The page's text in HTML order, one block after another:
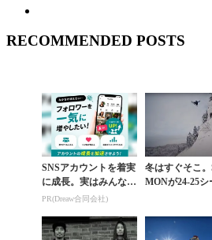
RECOMMENDED POSTS
SNSアカウントを着実
に成長。実はみんなコ
コ使ってます。
PR(Dreaw合同会社)
冬はすぐそこ
MONが24-25シ